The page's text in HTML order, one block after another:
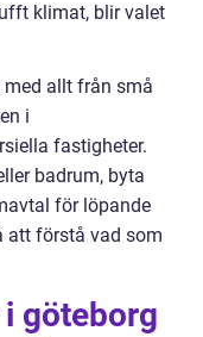
klimat, blir valet
allt från små
i
fastigheter.
badrum, byta
för löpande
att förstå vad som
göteborg